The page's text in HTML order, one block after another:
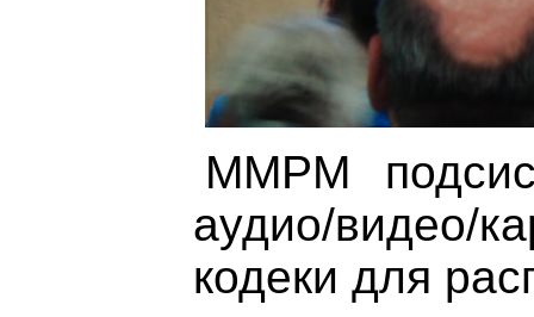
MMPM
аудио/видео/
кодеки для